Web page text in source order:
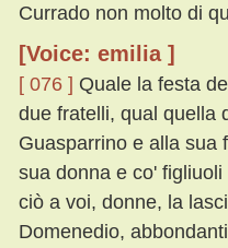
Currado non molto di
[Voice: emilia ]
[ 076 ] Quale la festa
due fratelli, qual quella
Guasparrino e alla sua
sua donna e co'
ciò a voi, donne, la
Domenedio,